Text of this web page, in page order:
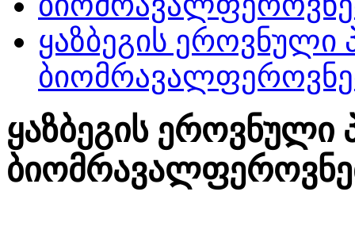
ყაზბეგის ეროვნული
ყაზბეგის ეროვნული